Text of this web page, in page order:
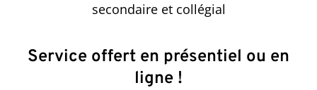
secondaire et collégial
Service offert en présentiel ou en
ligne !